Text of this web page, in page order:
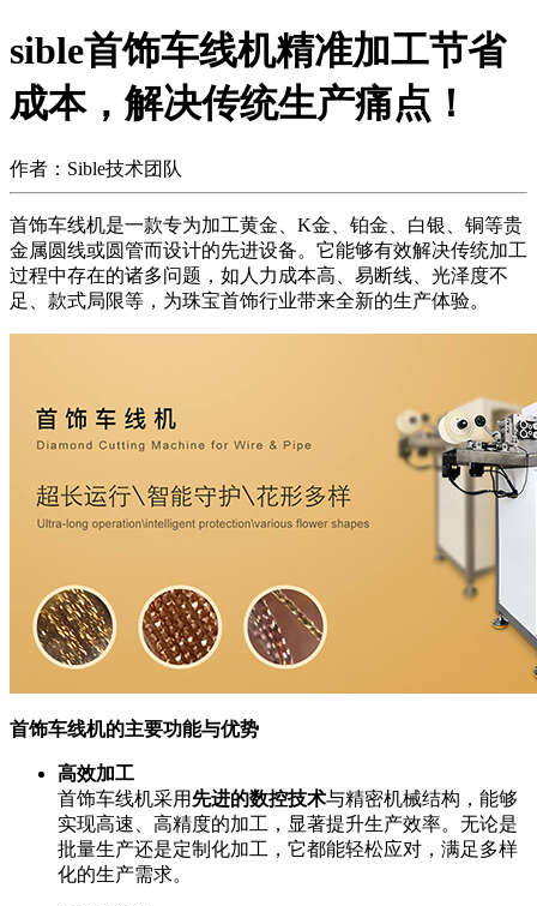
sible首饰车线机精准加工节省
成本，解决传统生产痛点！
作者：Sible技术团队
首饰车线机是一款专为加工黄金、K金、铂金、白银、铜等贵
金属圆线或圆管而设计的先进设备。它能够有效解决传统加工
过程中存在的诸多问题，如人力成本高、易断线、光泽度不
足、款式局限等，为珠宝首饰行业带来全新的生产体验。
首饰车线机的主要功能与优势
高效加工
首饰车线机采用先进的数控技术与精密机械结构，能够
实现高速、高精度的加工，显著提升生产效率。无论是
批量生产还是定制化加工，它都能轻松应对，满足多样
化的生产需求。